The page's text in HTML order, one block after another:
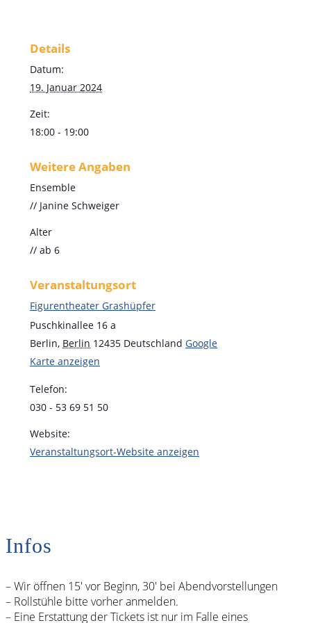
Details
Datum:
19. Januar 2024
Zeit:
18:00 - 19:00
Veranstaltungsort
Figurentheater Grashüpfer
Puschkinallee 16 a
Berlin, Berlin 12435 Deutschland Google
Karte anzeigen
Telefon:
030 - 53 69 51 50
Website:
Veranstaltungsort-Website anzeigen
Weitere Angaben
Ensemble
// Janine Schweiger
Alter
// ab 6
Infos
– Wir öffnen 15′ vor Beginn, 30′ bei Abendvorstellungen
– Rollstühle bitte vorher anmelden.
– Eine Erstattung der Tickets ist nur im Falle eines